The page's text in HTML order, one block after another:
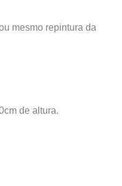
mesmo repintura da
de altura.